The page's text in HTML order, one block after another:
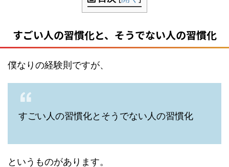
すごい人の習慣化と、そうでない人の習慣化
僕なりの経験則ですが、
すごい人の習慣化とそうでない人の習慣化
というものがあります。